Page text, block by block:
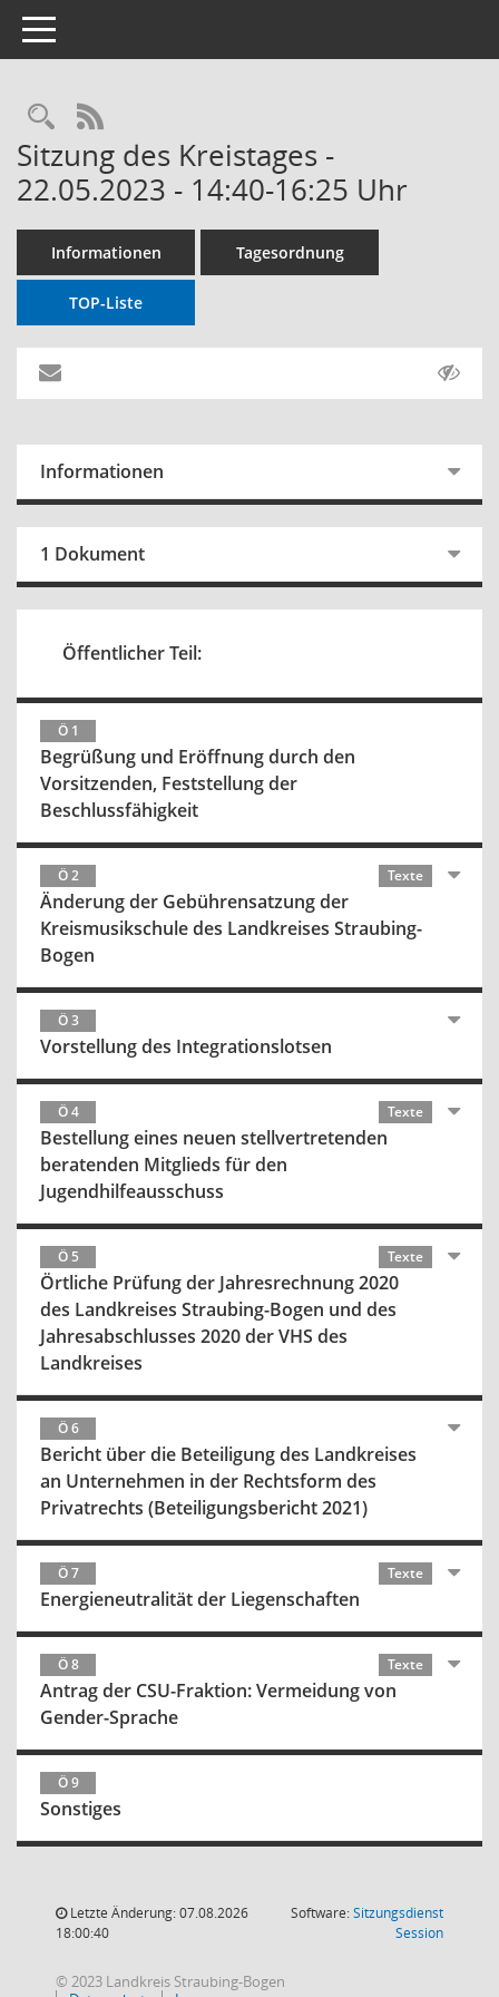
Toggle navigation
RSS-Feed
Sitzung des Kreistages -
22.05.2023 - 14:40-16:25 Uhr
Informationen Tagesordnung
TOP-Liste
Informationen
1 Dokument
Öffentlicher Teil:
Ö 1
Begrüßung und Eröffnung durch den
Vorsitzenden, Feststellung der
Beschlussfähigkeit
Ö 2 Texte
Änderung der Gebührensatzung der
Kreismusikschule des Landkreises Straubing-
Bogen
Ö 3
Vorstellung des Integrationslotsen
Ö 4 Texte
Bestellung eines neuen stellvertretenden
beratenden Mitglieds für den
Jugendhilfeausschuss
Ö 5 Texte
Örtliche Prüfung der Jahresrechnung 2020
des Landkreises Straubing-Bogen und des
Jahresabschlusses 2020 der VHS des
Landkreises
Ö 6
Bericht über die Beteiligung des Landkreises
an Unternehmen in der Rechtsform des
Privatrechts (Beteiligungsbericht 2021)
Ö 7 Texte
Energieneutralität der Liegenschaften
Ö 8 Texte
Antrag der CSU-Fraktion: Vermeidung von
Gender-Sprache
Ö 9
Sonstiges
Letzte Änderung: 07.08.2026
18:00:40
Software:Sitzungsdienst
Session(Wird in
© 2023 Landkreis Straubing-Bogen